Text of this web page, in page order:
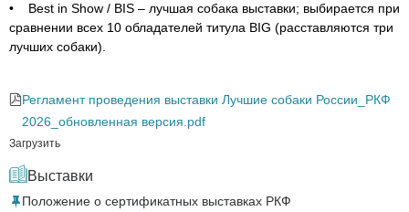
• Best in Show / BIS – лучшая собака выставки; выбирается при
сравнении всех 10 обладателей титула BIG (расставляются три
лучших собаки).
Регламент проведения выставки Лучшие собаки России_РКФ
2026_обновленная версия.pdf
Загрузить
Выставки
Положение о сертификатных выставках РКФ